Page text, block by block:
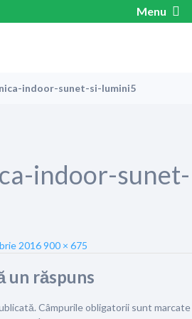
Menu
indoor-sunet-si-lumini5
indoor-sunet-
2016Full
900 × 675
un răspuns
Câmpurile obligatorii sunt marcate